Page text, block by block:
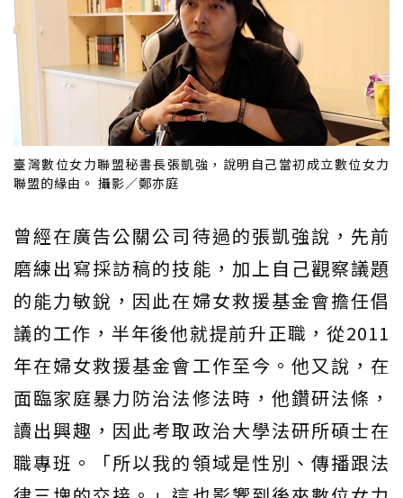
臺灣數位女力聯盟秘書長張凱強，說明自己當初成立數位女力
聯盟的緣由。 攝影／鄭亦庭
曾經在廣告公關公司待過的張凱強說，先前
磨練出寫採訪稿的技能，加上自己觀察議題
的能力敏銳，因此在婦女救援基金會擔任倡
議的工作，半年後他就提前升正職，從2011
年在婦女救援基金會工作至今。他又說，在
面臨家庭暴力防治法修法時，他鑽研法條，
讀出興趣，因此考取政治大學法研所碩士在
職專班。「所以我的領域是性別、傳播跟法